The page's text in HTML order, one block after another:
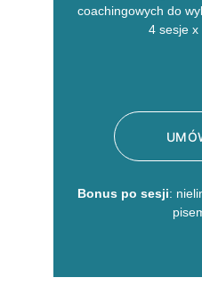
coachingowych do
4 sesje x
Bonus po sesji: